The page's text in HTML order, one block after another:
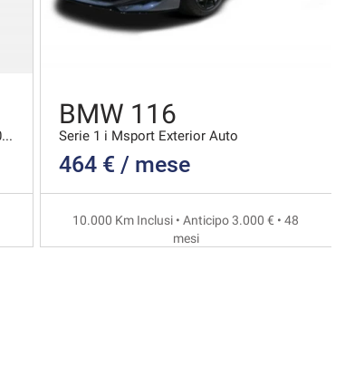
Coupe 40 2.0 Tdi Mhev S Line Edition 204cv S-troni
BMW 116
Serie 1 i Msport Exterior Auto
464 € / mese
10.000 Km Inclusi • Anticipo 3.000 € • 48
mesi